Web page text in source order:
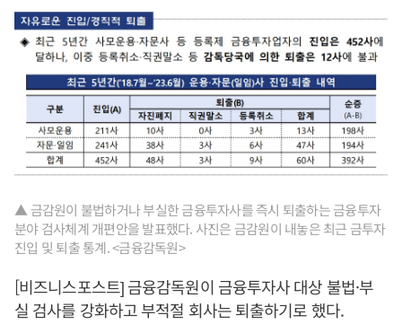
▲ 금감원이 불법하거나 부실한 금융투자사를 즉시 퇴출하는 금융투자
분야 검사체계 개편안을 발표했다. 사진은 금감원이 내놓은 최근 금투자
진입 및 퇴출 통계. <금융감독원>
[비즈니스포스트] 금융감독원이 금융투자사 대상 불법·부
실 검사를 강화하고 부적절 회사는 퇴출하기로 했다.